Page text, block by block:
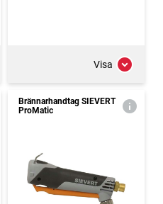
Visa
Brännarhandtag SIEVERT
ProMatic